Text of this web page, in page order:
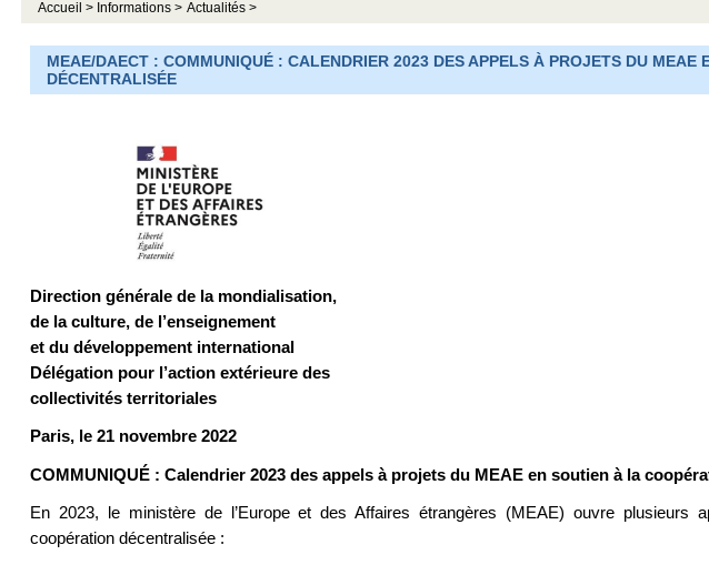
Accueil > Informations > Actualités >
MEAE/DAECT : COMMUNIQUÉ : CALENDRIER 2023 DES APPELS À PROJETS DU MEAE
DÉCENTRALISÉE
Direction générale de la mondialisation,
de la culture, de l’enseignement
et du développement international
Délégation pour l’action extérieure des
collectivités territoriales
Paris, le 21 novembre 2022
COMMUNIQUÉ : Calendrier 2023 des appels à projets du MEAE en soutien à la
En 2023, le ministère de l’Europe et des Affaires étrangères (MEAE) ouvre plusieurs
coopération décentralisée :